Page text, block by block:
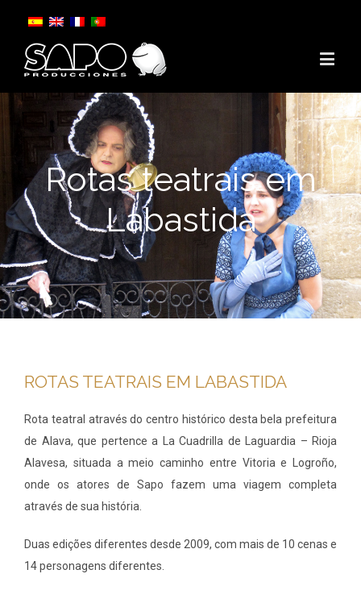
Rotas teatrais em
Labastida
ROTAS TEATRAIS EM LABASTIDA
Rota teatral através do centro histórico desta bela prefeitura
de Alava, que pertence a La Cuadrilla de Laguardia – Rioja
Alavesa, situada a meio caminho entre Vitoria e Logroño,
onde os atores de Sapo fazem uma viagem completa
através de sua história.
Duas edições diferentes desde 2009, com mais de 10 cenas e
14 personagens diferentes.